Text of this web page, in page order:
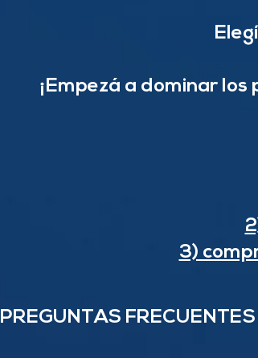
PREGUNTAS
3)
¡Empezá a dominar